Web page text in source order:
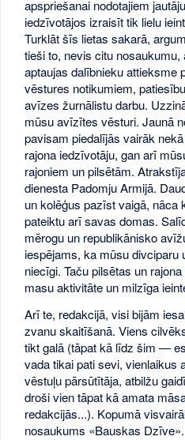
apspriešanai nodotajiem
iedzīvotājos izraisīt tik lielu
Turklāt šīs lietas sakarā,
tieši to, nevis citu
aptaujas dalībnieku attieksme
vēstures notikumiem,
avīzes žurnālistu darbu.
mūsu avīzītes vēsturi. Jaunā
pavisam piedalījās vairāk
rajona iedzīvotāju, gan arī
rajoniem un pilsētām.
dienesta Padomju Armijā.
un kolēģus pazīst vaigā, nāca
pateiktu arī savas domas.
mērogu un republikānisko
iespējams, ka mūsu divciparu
niecīgi. Taču pilsētas un
masu aktivitāte un milzīga
Arī te, redakcijā, visi bijām
zvanu skaitīšanā. Viens
tikt galā (tāpat kā līdz šim —
vada tikai pati sevi, vienlaikus
vēstuļu pārsūtītāja, atbilžu
droši vien tāpat kā amata
redakcijās...). Kopumā
nosaukums «Bauskas Dzīve».